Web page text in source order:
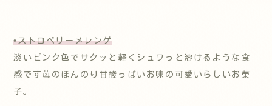
•ストロベリーメレンゲ
淡いピンク色でサクッと軽くシュワっと溶けるような食
感です苺のほんのり甘酸っぱいお味の可愛いらしいお菓
子。